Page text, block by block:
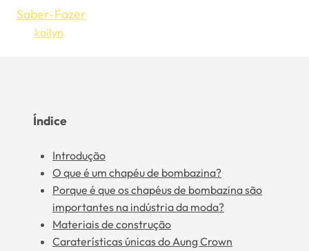
Saber-Fazer
kailyn
Índice
Introdução
O que é um chapéu de bombazina?
Porque é que os chapéus de bombazina são
importantes na indústria da moda?
Materiais de construção
Caraterísticas únicas do Aung Crown